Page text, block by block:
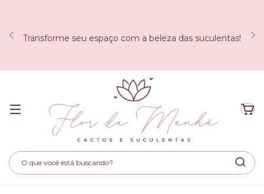
Transforme seu espaço com a beleza das suculentas!